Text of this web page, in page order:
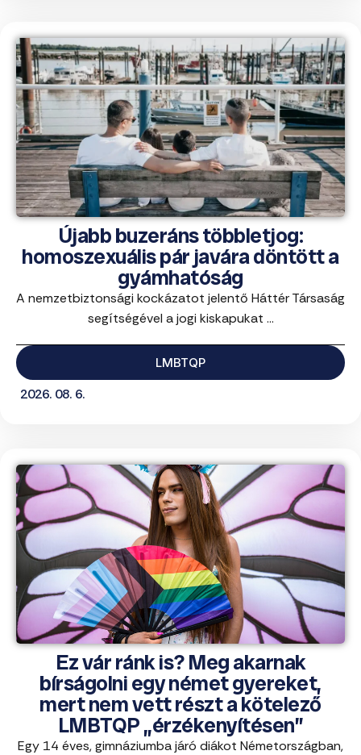
Újabb buzeráns többletjog:
homoszexuális pár javára döntött a
gyámhatóság
A nemzetbiztonsági kockázatot jelentő Háttér Társaság
segítségével a jogi kiskapukat ...
LMBTQP
2026. 08. 6.
Ez vár ránk is? Meg akarnak
bírságolni egy német gyereket,
mert nem vett részt a kötelező
LMBTQP „érzékenyítésen”
Egy 14 éves, gimnáziumba járó diákot Németországban,